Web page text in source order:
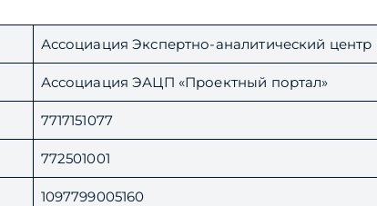
Ассоциация Экспертно-аналитический
Ассоциация ЭАЦП «Проектный портал»
7717151077
772501001
1097799005160